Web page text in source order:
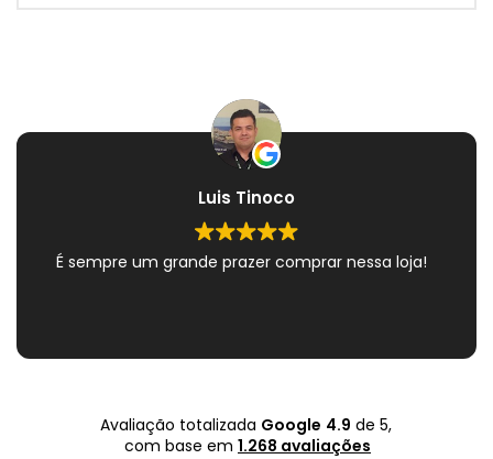
Luis Tinoco
É sempre um grande prazer comprar nessa loja!
Avaliação totalizada Google 4.9 de 5,
com base em 1.268 avaliações